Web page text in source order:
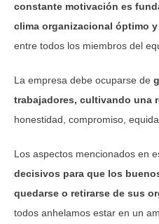
constante motivación es
clima organizacional óptimo
entre todos los miembros del
La empresa debe ocuparse de
trabajadores, cultivando una
honestidad, compromiso,
Los aspectos mencionados en
decisivos para que los
quedarse o retirarse de sus
todos anhelamos estar en un